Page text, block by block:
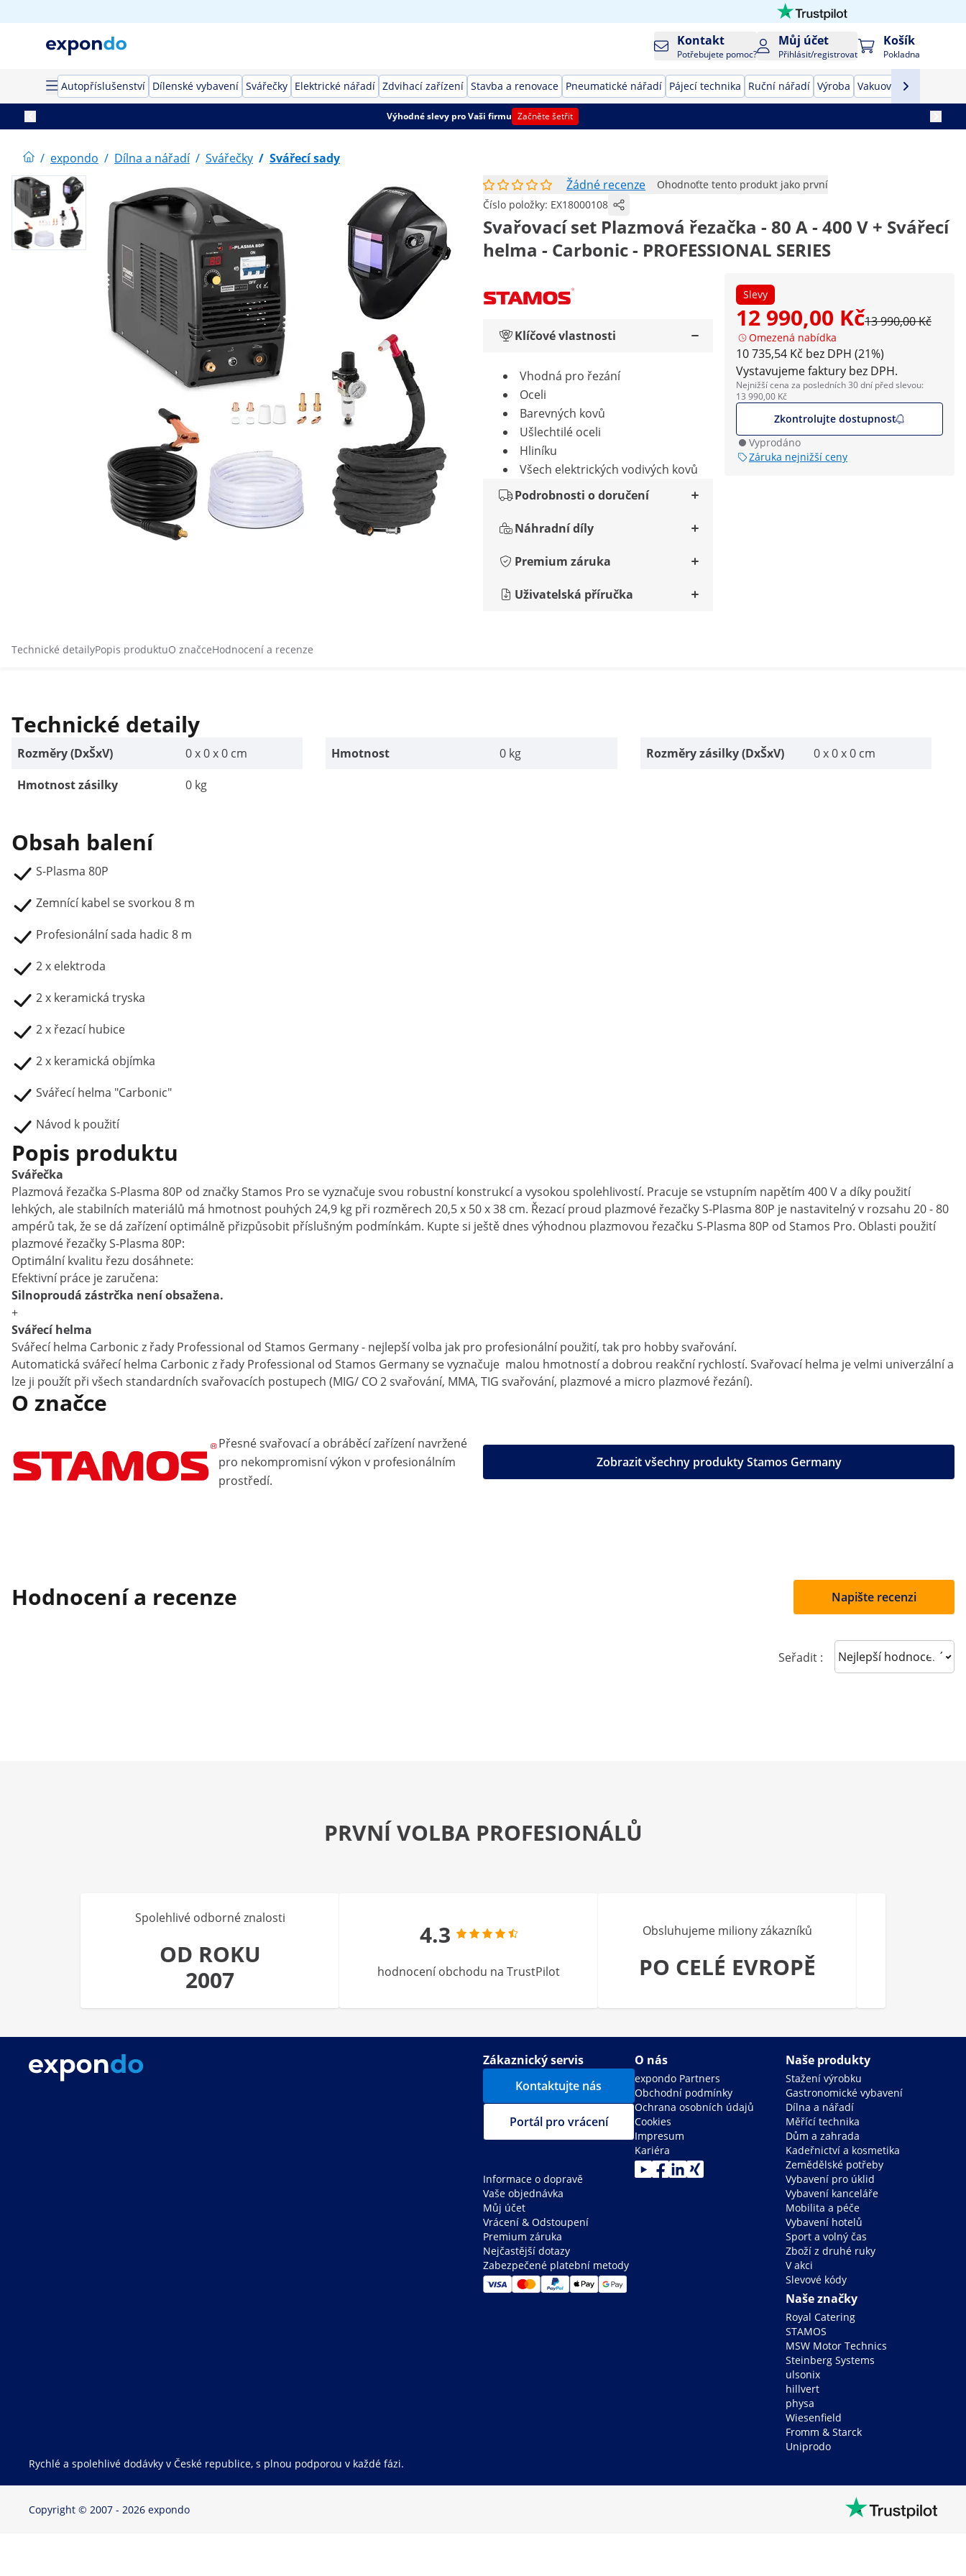
Kontakt
Potřebujete pomoc?
Můj účet
Přihlásit/registrovat
Košík
Pokladna
Autopříslušenství Dílenské vybavení Svářečky Elektrické nářadí Zdvihací zařízení Stavba a renovace Pneumatické nářadí Pájecí technika Ruční nářadí Výroba Vakuovačky
Výhodné slevy pro Vaši firmu Začněte šetřit
/ expondo / Dílna a nářadí / Svářečky / Svářecí sady
Žádné recenze
Ohodnoťte tento produkt jako první
Číslo položky: EX18000108
Svařovací set Plazmová řezačka - 80 A - 400 V + Svářecí
helma - Carbonic - PROFESSIONAL SERIES
Slevy
12 990,00 Kč13 990,00 Kč
Omezená nabídka
10 735,54 Kč bez DPH (21%)
Vystavujeme faktury bez DPH.
Nejnižší cena za posledních 30 dní před slevou:
13 990,00 Kč
Zkontrolujte dostupnost
Vyprodáno
Záruka nejnižší ceny
Klíčové vlastnosti
Vhodná pro řezání
Oceli
Barevných kovů
Ušlechtilé oceli
Hliníku
Všech elektrických vodivých kovů
Podrobnosti o doručení
Náhradní díly
Premium záruka
Uživatelská příručka
Technické detailyPopis produktuO značceHodnocení a recenze
Technické detaily
Rozměry (DxŠxV) 0 x 0 x 0 cm Hmotnost 0 kg Rozměry zásilky (DxŠxV)
0 x 0 x 0 cm
Hmotnost zásilky
0 kg
Obsah balení
S-Plasma 80P
Zemnící kabel se svorkou 8 m
Profesionální sada hadic 8 m
2 x elektroda
2 x keramická tryska
2 x řezací hubice
2 x keramická objímka
Svářecí helma "Carbonic"
Návod k použití
Popis produktu
Svářečka
Plazmová řezačka S-Plasma 80P od značky Stamos Pro se vyznačuje svou robustní konstrukcí a vysokou spolehlivostí. Pracuje se vstupním napětím 400 V a díky použití
lehkých, ale stabilních materiálů má hmotnost pouhých 24,9 kg při rozměrech 20,5 x 50 x 38 cm. Řezací proud plazmové řezačky S-Plasma 80P je nastavitelný v rozsahu 20 - 80
ampérů tak, že se dá zařízení optimálně přizpůsobit příslušným podmínkám. Kupte si ještě dnes výhodnou plazmovou řezačku S-Plasma 80P od Stamos Pro. Oblasti použití
plazmové řezačky S-Plasma 80P:
Optimální kvalitu řezu dosáhnete:
Efektivní práce je zaručena:
Silnoproudá zástrčka není obsažena.
+
Svářecí helma
Svářecí helma Carbonic z řady Professional od Stamos Germany - nejlepší volba jak pro profesionální použití, tak pro hobby svařování.
Automatická svářecí helma Carbonic z řady Professional od Stamos Germany se vyznačuje malou hmotností a dobrou reakční rychlostí. Svařovací helma je velmi univerzální a
lze ji použít při všech standardních svařovacích postupech (MIG/ CO 2 svařování, MMA, TIG svařování, plazmové a micro plazmové řezání).
O značce
Přesné svařovací a obráběcí zařízení navržené
pro nekompromisní výkon v profesionálním
prostředí.
Zobrazit všechny produkty Stamos Germany
Hodnocení a recenze Napište recenzi
Seřadit : Sort reviews
PRVNÍ VOLBA PROFESIONÁLŮ
Spolehlivé odborné znalosti
OD ROKU
2007
4.3
hodnocení obchodu na TrustPilot
Obsluhujeme miliony zákazníků
PO CELÉ EVROPĚ
Zákaznický servis
Kontaktujte nás
Portál pro vrácení
Informace o dopravě
Vaše objednávka
Můj účet
Vrácení & Odstoupení
Premium záruka
Nejčastější dotazy
Zabezpečené platební metody
O nás
expondo Partners
Obchodní podmínky
Ochrana osobních údajů
Cookies
Impresum
Kariéra
Naše produkty
Stažení výrobku
Gastronomické vybavení
Dílna a nářadí
Měřící technika
Dům a zahrada
Kadeřnictví a kosmetika
Zemědělské potřeby
Vybavení pro úklid
Vybavení kanceláře
Mobilita a péče
Vybavení hotelů
Sport a volný čas
Zboží z druhé ruky
V akci
Slevové kódy
Naše značky
Royal Catering
STAMOS
MSW Motor Technics
Steinberg Systems
ulsonix
hillvert
physa
Wiesenfield
Fromm & Starck
Uniprodo
Rychlé a spolehlivé dodávky v České republice, s plnou podporou v každé fázi.
Copyright © 2007 - 2026 expondo